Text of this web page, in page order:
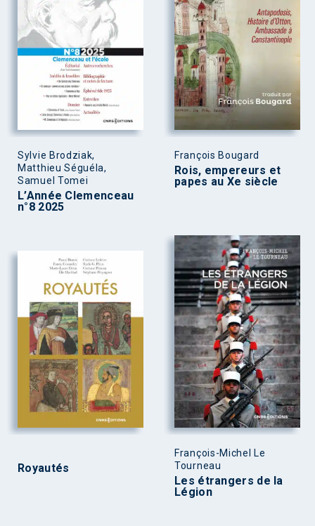
Sylvie Brodziak,
Matthieu Séguéla,
Samuel Tomei
L’Année Clemenceau
n°8 2025
François Bougard
Rois, empereurs et
papes au Xe siècle
Royautés
François-Michel Le
Tourneau
Les étrangers de la
Légion